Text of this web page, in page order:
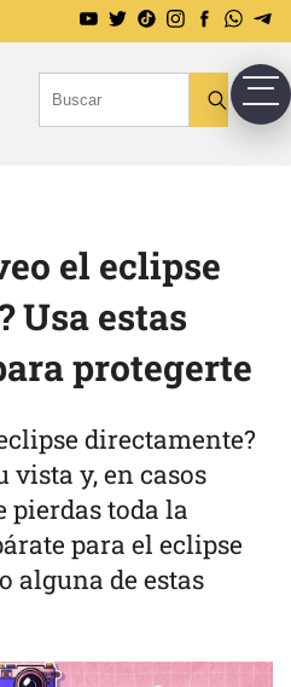
el eclipse
Usa estas
protegerte
directamente?
vista y, en casos
pierdas toda la
para el eclipse
alguna de estas